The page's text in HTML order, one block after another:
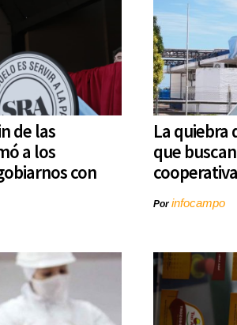
de las
a los
con
La quiebra
que
cooperativa
Porinfocampo